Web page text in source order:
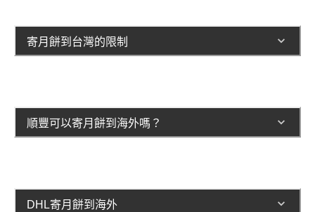
寄月餅到台灣的限制
順豐可以寄月餅到海外嗎？
DHL寄月餅到海外